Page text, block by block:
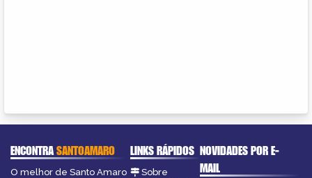
ENCONTRASANTOAMARO
O melhor de Santo Amaro
LINKS RÁPIDOS
Sobre
NOVIDADES POR E-
MAIL